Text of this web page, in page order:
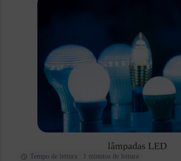
lâmpadas LED
Tempo de leitura : 1 minutos de leitura